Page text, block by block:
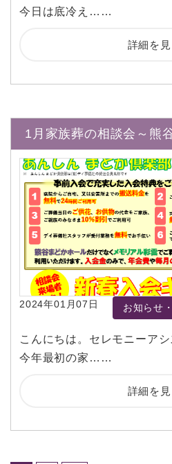
今日は底冷え……
詳細を見
1月家族葬の相談会～熊
2024年01月07日 お知らせ
こんにちは。セレモニーアシ
今年最初の家……
詳細を見